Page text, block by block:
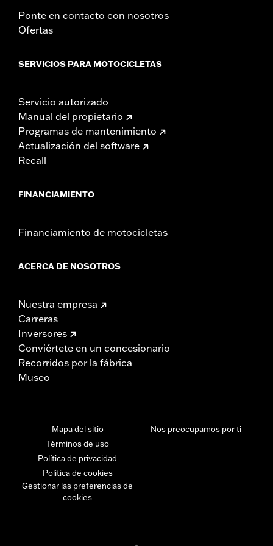
Ponte en contacto con nosotros
Ofertas
SERVICIOS PARA MOTOCICLETAS
Servicio autorizado
Manual del propietario
Programas de mantenimiento
Actualización del software
Recall
FINANCIAMIENTO
Financiamiento de motocicletas
ACERCA DE NOSOTROS
Nuestra empresa
Carreras
Inversores
Conviértete en un concesionario
Recorridos por la fábrica
Museo
Mapa del sitio
Términos de uso
Política de privacidad
Política de cookies
Gestionar las preferencias de
cookies
Nos preocupamos por ti